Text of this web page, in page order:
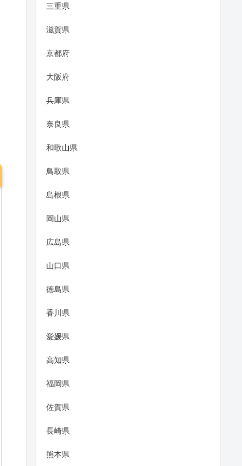
三重県
滋賀県
京都府
大阪府
兵庫県
奈良県
和歌山県
鳥取県
島根県
岡山県
広島県
山口県
徳島県
香川県
愛媛県
高知県
福岡県
佐賀県
長崎県
熊本県